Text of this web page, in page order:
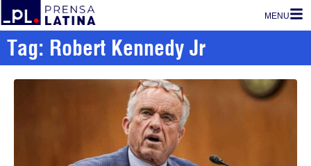
MENU
Tag: Robert Kennedy Jr